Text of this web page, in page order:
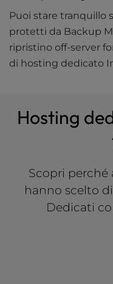
Puoi stare tranquillo
protetti da Backup
ripristino off-server
di hosting dedicato
Hosting
Scopri perché
hanno scelto
Dedicati